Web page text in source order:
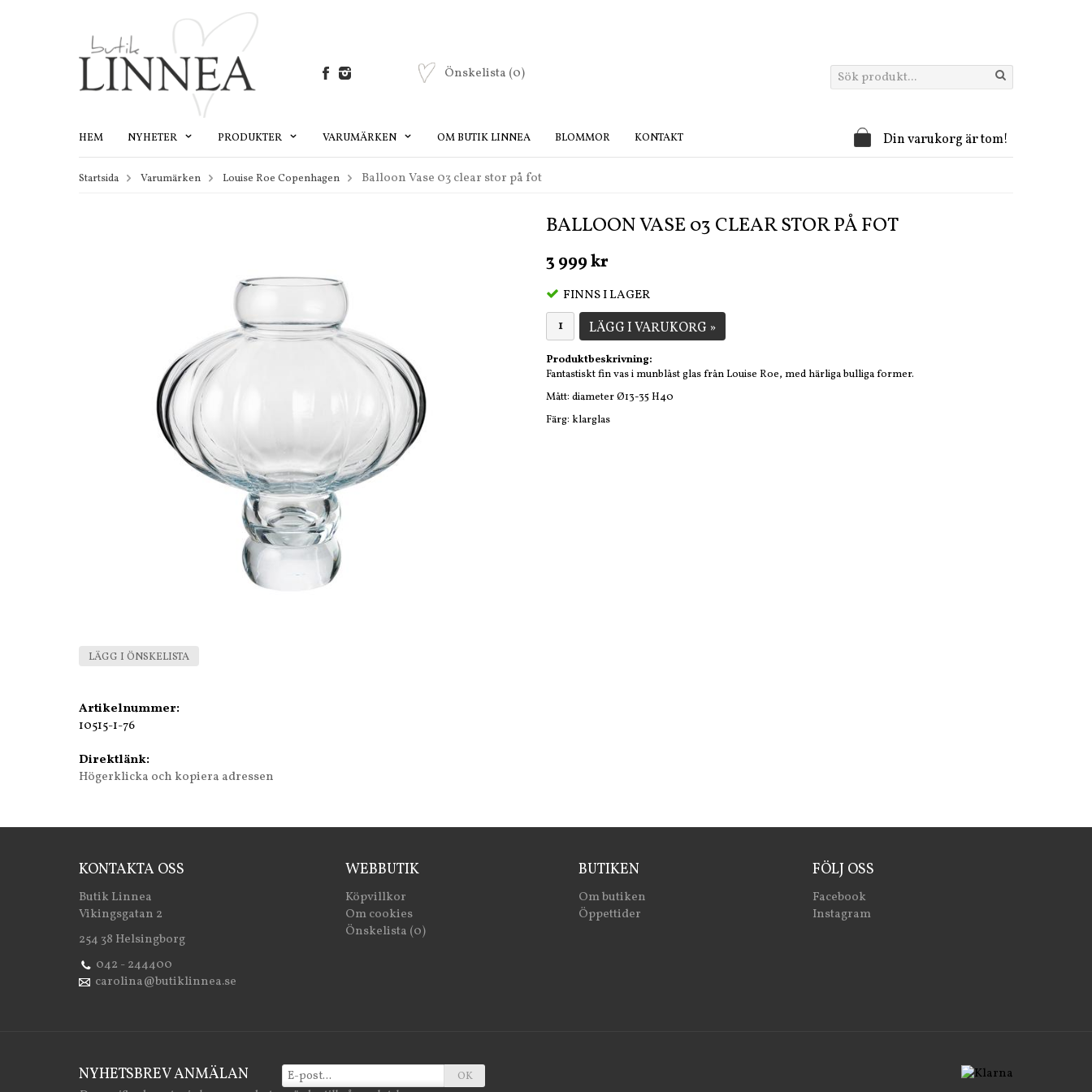
Önskelista (0)
HEM NYHETER PRODUKTER VARUMÄRKEN OM BUTIK LINNEA BLOMMOR KONTAKT Din varukorg är tom!
Startsida Varumärken Louise Roe Copenhagen Balloon Vase 03 clear stor på fot
BALLOON VASE 03 CLEAR STOR PÅ FOT
3 999 kr
FINNS I LAGER
LÄGG I VARUKORG »
Produktbeskrivning:
Fantastiskt fin vas i munblåst glas från Louise Roe, med härliga bulliga former.
Mått: diameter Ø13-35 H40
Färg: klarglas
LÄGG I ÖNSKELISTA
Artikelnummer:
10515-1-76
Direktlänk:
Högerklicka och kopiera adressen
KONTAKTA OSS
Butik Linnea
Vikingsgatan 2
254 38 Helsingborg
042 - 244400
carolina@butiklinnea.se
WEBBUTIK
Köpvillkor
Om cookies
Önskelista (0)
BUTIKEN
Om butiken
Öppettider
FÖLJ OSS
Facebook
Instagram
NYHETSBREV ANMÄLAN OK